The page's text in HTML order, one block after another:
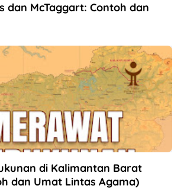
dan McTaggart: Contoh dan
di Kalimantan Barat
dan Umat Lintas Agama)